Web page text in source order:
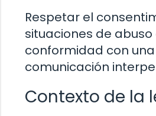
Respetar el
situaciones de
conformidad con
comunicación
Contexto de la